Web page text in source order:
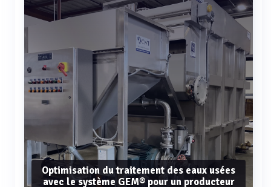
Optimisation du traitement des eaux usées
avec le système GEM® pour un producteur